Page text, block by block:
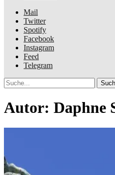
Mail
Twitter
Spotify
Facebook
Instagram
Feed
Telegram
Suche
Autor: Daphne